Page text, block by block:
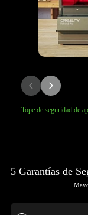
Tope de seguridad de
5 Garantías de